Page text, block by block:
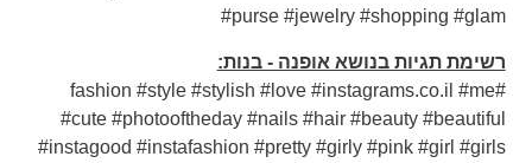
#purse #jewelry #shopping #glam
רשימת תגיות בנושא אופנה - בנות:
#fashion #style #stylish #love #instagrams.co.il #me
#cute #photooftheday #nails #hair #beauty #beautiful
#instagood #instafashion #pretty #girly #pink #girl #girls